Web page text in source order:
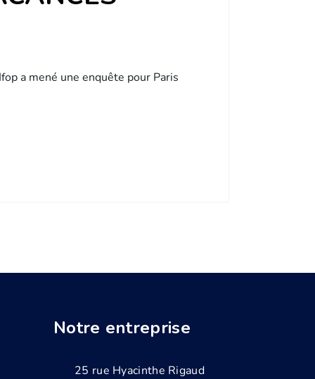
a mené une enquête pour Paris
Notre entreprise
25 rue Hyacinthe Rigaud